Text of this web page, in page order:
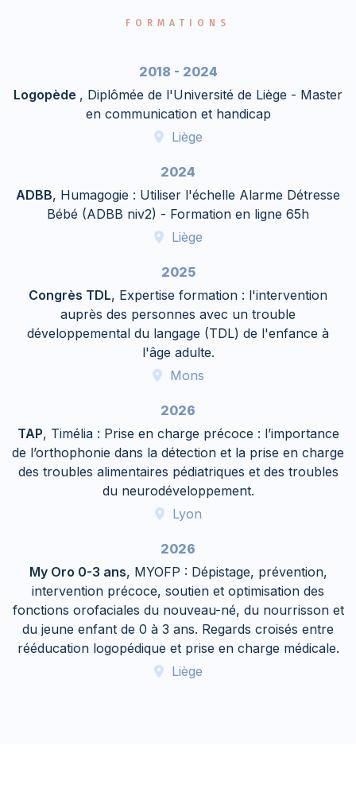
FORMATIONS
2018 - 2024
Logopède , Diplômée de l'Université de Liège - Master
en communication et handicap
Liège
2024
ADBB, Humagogie : Utiliser l'échelle Alarme Détresse
Bébé (ADBB niv2) - Formation en ligne 65h
Liège
2025
Congrès TDL, Expertise formation : l'intervention
auprès des personnes avec un trouble
développemental du langage (TDL) de l'enfance à
l'âge adulte.
Mons
2026
TAP, Timélia : Prise en charge précoce : l’importance
de l’orthophonie dans la détection et la prise en charge
des troubles alimentaires pédiatriques et des troubles
du neurodéveloppement.
Lyon
2026
My Oro 0-3 ans, MYOFP : Dépistage, prévention,
intervention précoce, soutien et optimisation des
fonctions orofaciales du nouveau-né, du nourrisson et
du jeune enfant de 0 à 3 ans. Regards croisés entre
rééducation logopédique et prise en charge médicale.
Liège